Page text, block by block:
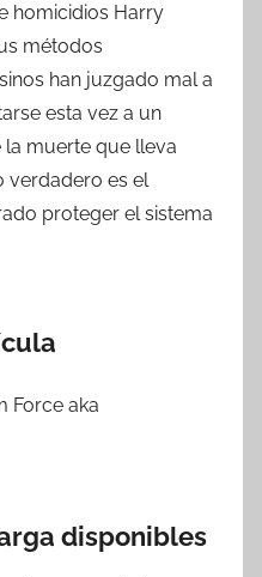
homicidios Harry
métodos
han juzgado mal a
esta vez a un
muerte que lleva
verdadero es el
proteger el sistema
Force aka
disponibles